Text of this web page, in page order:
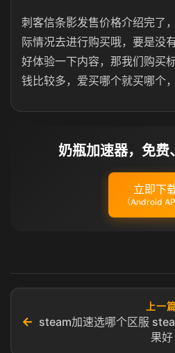
刺客信条影发售价格介绍完了
际情况去进行购买哦，要是没
好体验一下内容，那我们购买
钱比较多，爱买哪个就买哪个
奶瓶加速器，免费
立即下
（Android
←
上一
steam加速选哪个区服
果好